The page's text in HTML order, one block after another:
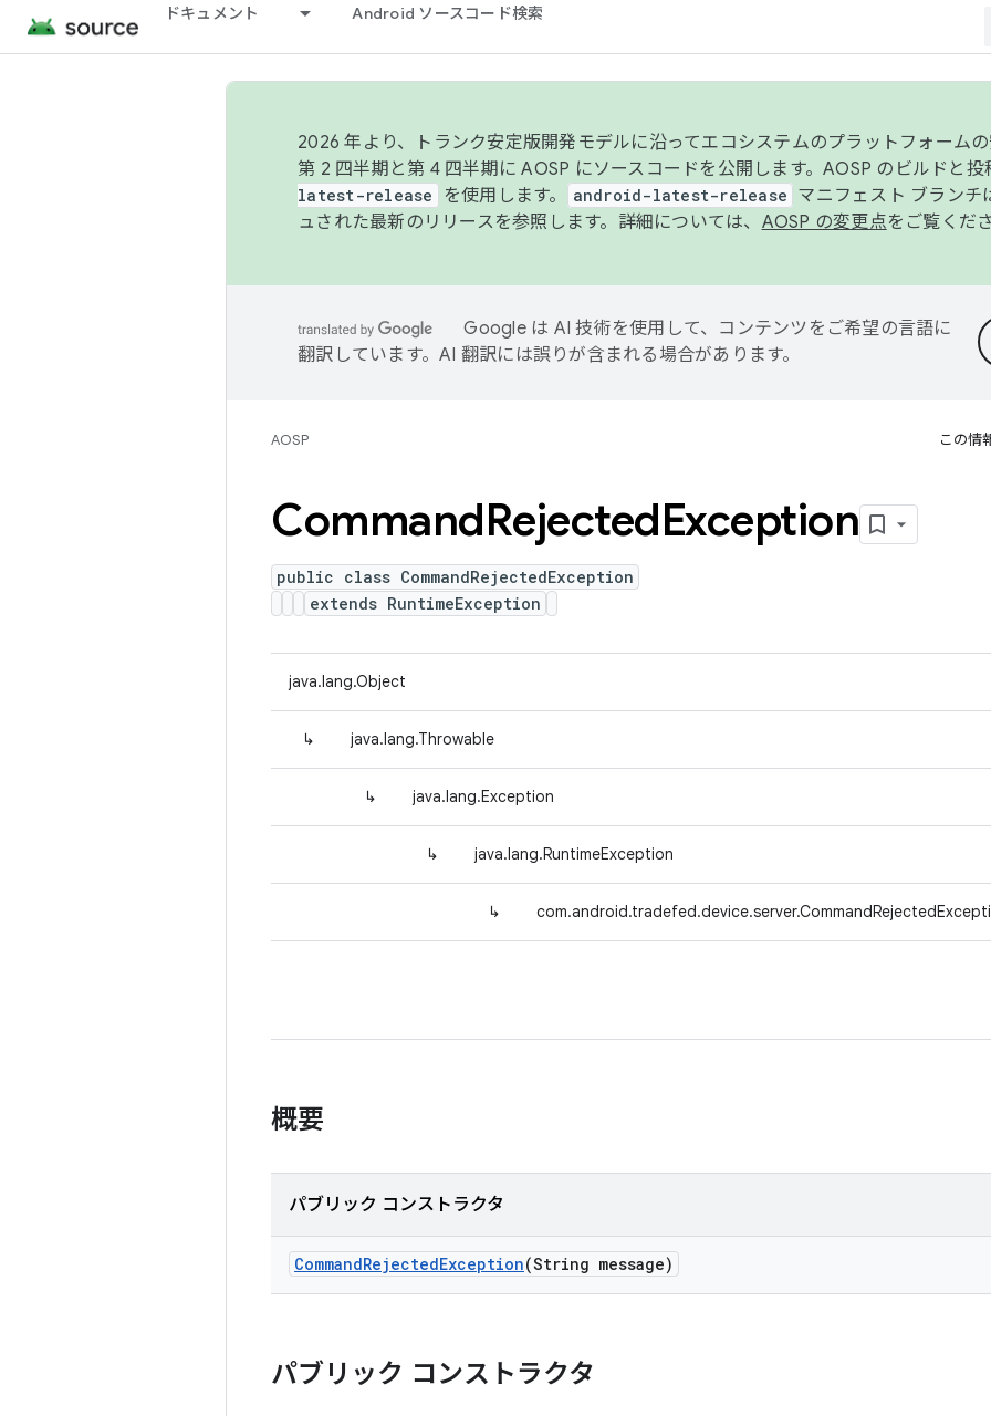
ドキュメント Android ソースコード検索
2026 年より、トランク安定版開発モデルに沿ってエコシステムのプラットフォーム
第 2 四半期と第 4 四半期に AOSP にソースコードを公開します。AOSP のビルドと投
latest-release を使用します。 android-latest-release マニフェスト ブランチ
ュされた最新のリリースを参照します。詳細については、 AOSP の変更点をご覧くだ
Google は AI 技術を使用して、コンテンツをご希望の言語に
翻訳しています。AI 翻訳には誤りが含まれる場合があります。
AOSP この情
CommandRejectedException
public class CommandRejectedException
extends RuntimeException
java.lang.Object
↳ java.lang.Throwable
↳ java.lang.Exception
↳ java.lang.RuntimeException
↳
概要
パブリック コンストラクタ
CommandRejectedException(String message)
パブリック コンストラクタ